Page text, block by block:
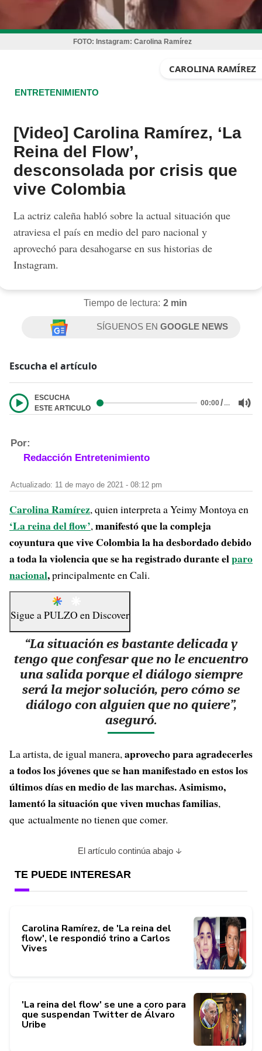
FOTO: Instagram: Carolina Ramírez
CAROLINA RAMÍREZ
ENTRETENIMIENTO
[Video] Carolina Ramírez, ‘La
Reina del Flow’,
desconsolada por crisis que
vive Colombia
La actriz caleña habló sobre la actual situación que
atraviesa el país en medio del paro nacional y
aprovechó para desahogarse en sus historias de
Instagram.
Tiempo de lectura: 2 min
SÍGUENOS ENGOOGLE NEWS
Escucha el artículo
ESCUCHA
ESTE ARTICULO
00:00/…
Por:
Redacción Entretenimiento
Actualizado: 11 de mayo de 2021 - 08:12 pm
Carolina Ramírez, quien interpreta a Yeimy Montoya en
‘La reina del flow’,manifestó que la compleja
coyuntura que vive Colombia la ha desbordado debido
a toda la violencia que se ha registrado durante elparo
nacional,principalmente en Cali.
Sigue aPULZO enDiscover
“La situación es bastante delicada y
tengo que confesar que no le encuentro
una salida porque el diálogo siempre
será la mejor solución, pero cómo se
diálogo con alguien que no quiere”,
aseguró.
La artista, de igual manera,aprovecho para agradecerles
a todos los jóvenes que se han manifestado en estos los
últimos días en medio de las marchas. Asimismo,
lamentó la situación que viven muchas familias,
que actualmente no tienen que comer.
El artículo continúa abajo
TE PUEDE INTERESAR
Carolina Ramírez, de 'La reina del
flow', le respondió trino a Carlos
Vives
'La reina del flow' se une a coro para
que suspendan Twitter de Álvaro
Uribe